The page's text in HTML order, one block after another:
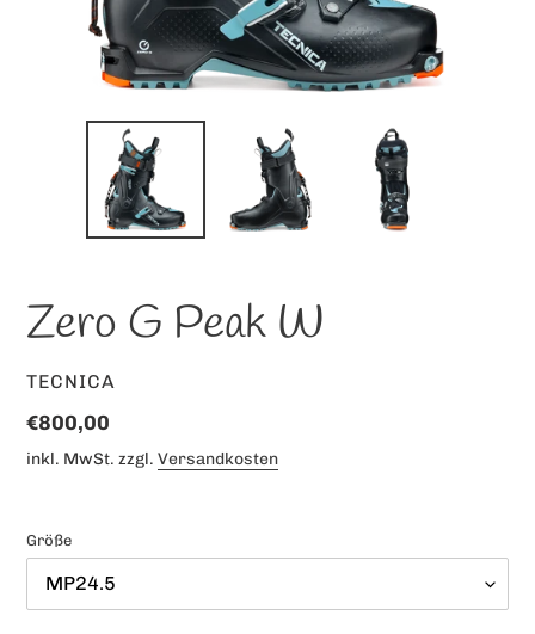
Zero G Peak W
VERKÄUFER
TECNICA
Normaler
Preis
€800,00
inkl. MwSt. zzgl. Versandkosten
Größe